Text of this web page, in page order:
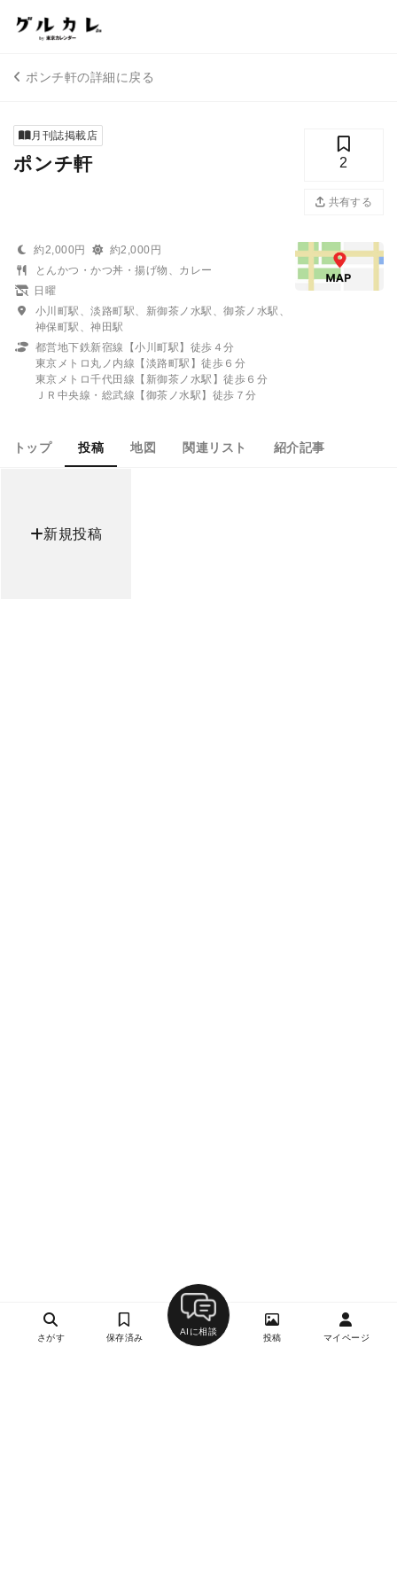
ポンチ軒の詳細に戻る
月刊誌掲載店
ポンチ軒 2
共有する
約2,000円
約2,000円
とんかつ・かつ丼・揚げ物、カレー
日曜
小川町駅、淡路町駅、新御茶ノ水駅、御茶ノ水駅、
神保町駅、神田駅
都営地下鉄新宿線【小川町駅】徒歩４分
東京メトロ丸ノ内線【淡路町駅】徒歩６分
東京メトロ千代田線【新御茶ノ水駅】徒歩６分
ＪＲ中央線・総武線【御茶ノ水駅】徒歩７分
トップ 投稿 地図 関連リスト 紹介記事
新規投稿
さがす 保存済み
AIに相談
投稿 マイページ